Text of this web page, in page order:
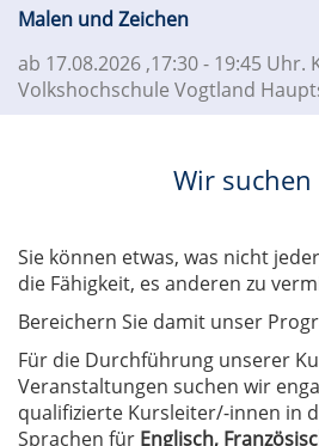
Malen und Zeichen
ab 17.08.2026 ,17:30 - 19:45 Uhr.
Volkshochschule Vogtland
Wir suchen
Sie können etwas, was nicht
die Fähigkeit, es anderen zu
Bereichern Sie damit unser
Für die Durchführung unserer
Veranstaltungen suchen wir
qualifizierte Kursleiter/-innen in
Sprachen für Englisch,